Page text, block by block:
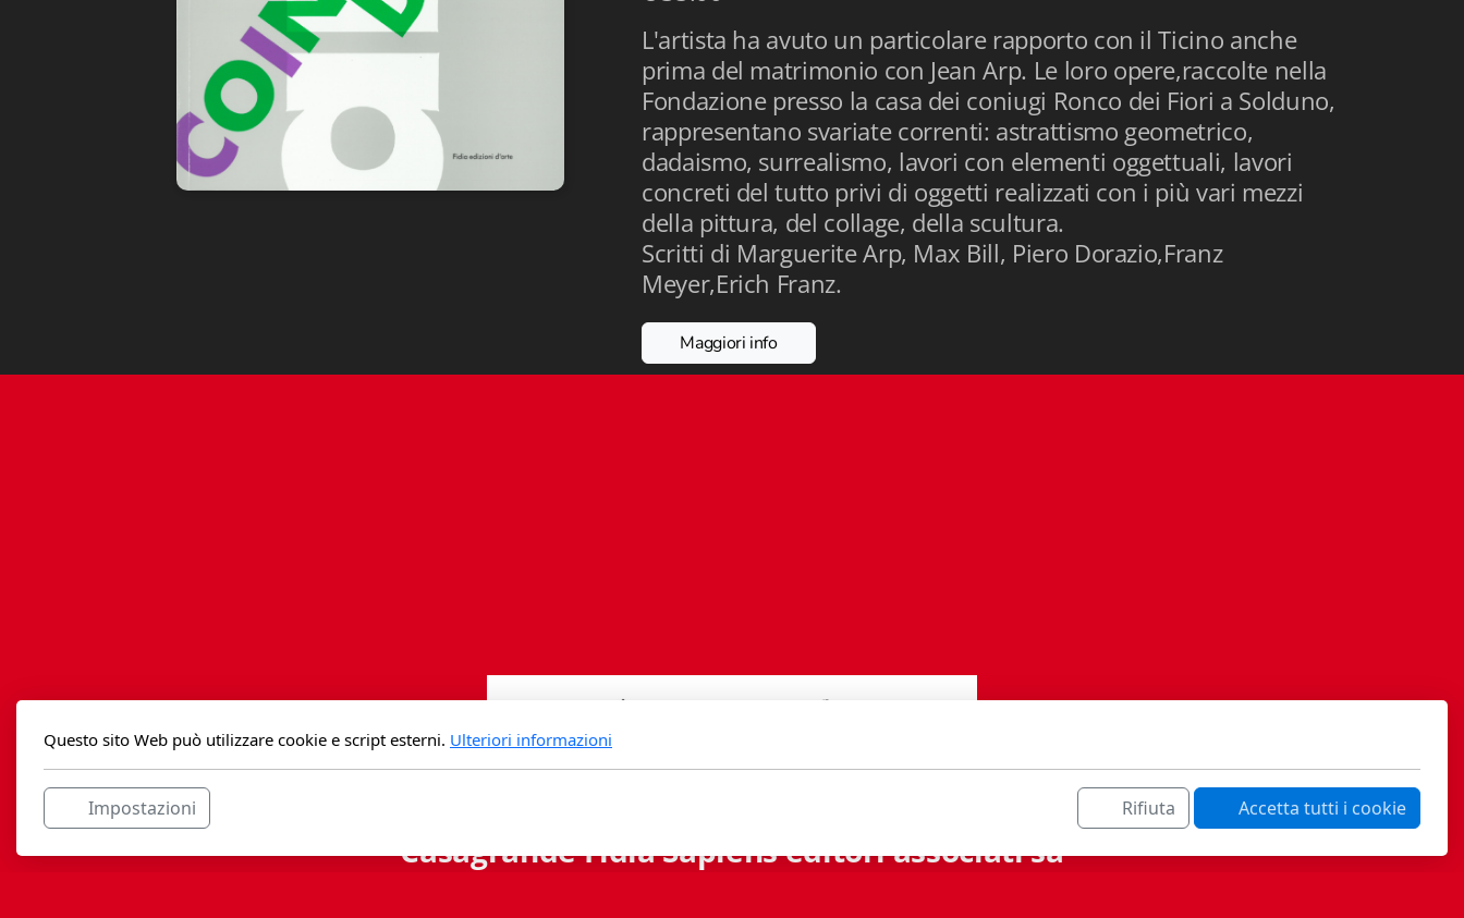
L'artista ha avuto un particolare rapporto con il Ticino anche
prima del matrimonio con Jean Arp. Le loro opere,raccolte nella
Fondazione presso la casa dei coniugi Ronco dei Fiori a Solduno,
rappresentano svariate correnti: astrattismo geometrico,
dadaismo, surrealismo, lavori con elementi oggettuali, lavori
concreti del tutto privi di oggetti realizzati con i più vari mezzi
della pittura, del collage, della scultura.
Scritti di Marguerite Arp, Max Bill, Piero Dorazio,Franz
Meyer,Erich Franz.
Maggiori info
Casagrande Fidia Sapiens editori associati sa
Questo sito Web può utilizzare cookie e script esterni. Ulteriori informazioni
Impostazioni Rifiuta Accetta tutti i cookie